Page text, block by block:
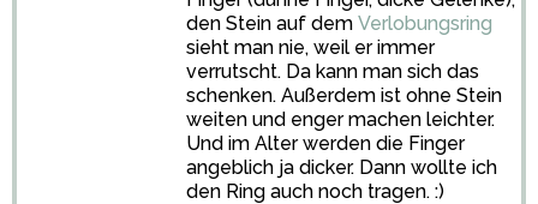
den Stein auf dem Verlobungsring
sieht man nie, weil er immer
verrutscht. Da kann man sich das
schenken. Außerdem ist ohne Stein
weiten und enger machen leichter.
Und im Alter werden die Finger
angeblich ja dicker. Dann wollte ich
den Ring auch noch tragen. :)